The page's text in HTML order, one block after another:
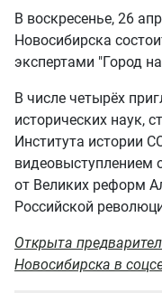
В воскресенье, 26
Новосибирска
экспертами "Город
В числе четырёх
исторических наук,
Института истории
видеовыступлением
от Великих реформ
Российской
Открыта
Новосибирска в